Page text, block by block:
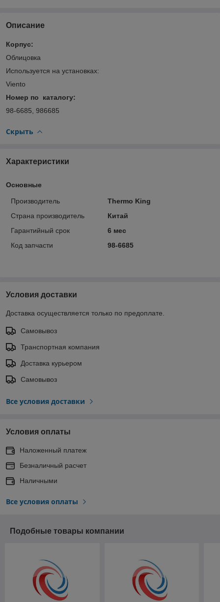
Описание
Корпус:
Облицовка
Используется на установках:
Viento
Номер по каталогу:
98-6685, 986685
Скрыть
Характеристики
Основные
Производитель
Thermo King
Страна производитель
Китай
Гарантийный срок
6 мес
Код запчасти
98-6685
Условия доставки
Доставка осуществляется только по предоплате.
Самовывоз
Транспортная компания
Доставка курьером
Самовывоз
Все условия доставки
Условия оплаты
Наложенный платеж
Безналичный расчет
Наличными
Все условия оплаты
Подобные товары компании